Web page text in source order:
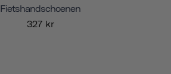
Fietshandschoenen
327 kr